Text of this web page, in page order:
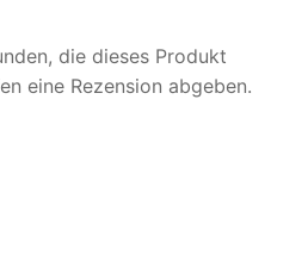
die dieses Produkt
eine Rezension abgeben.